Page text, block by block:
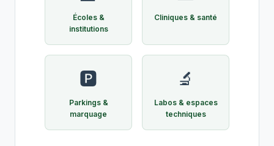
Écoles &
institutions
Cliniques & santé
🅿️
Parkings &
marquage
🔬
Labos & espaces
techniques